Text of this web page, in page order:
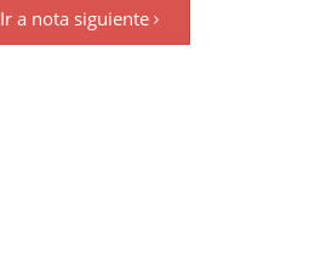
Ir a nota siguiente